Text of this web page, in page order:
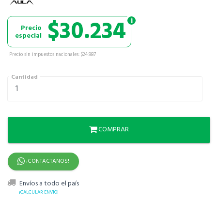
$30.234
Precio
especial
Precio sin impuestos nacionales: $24.987
Cantidad
COMPRAR
¡CONTACTANOS!
Envíos a todo el país
¡CALCULAR ENVÍO!